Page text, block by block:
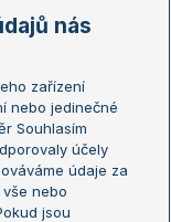
nás
zařízení
nebo jedinečné
Souhlasím
účely
údaje za
nebo
jsou